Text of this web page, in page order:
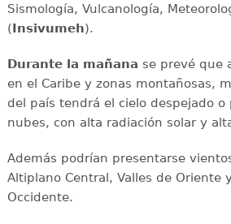
Sismología, Vulcanología,
(Insivumeh).
Durante la mañana se prevé que
en el Caribe y zonas montañosas,
del país tendrá el cielo despejado o
nubes, con alta radiación solar y
Además podrían presentarse
Altiplano Central, Valles de Oriente
Occidente.